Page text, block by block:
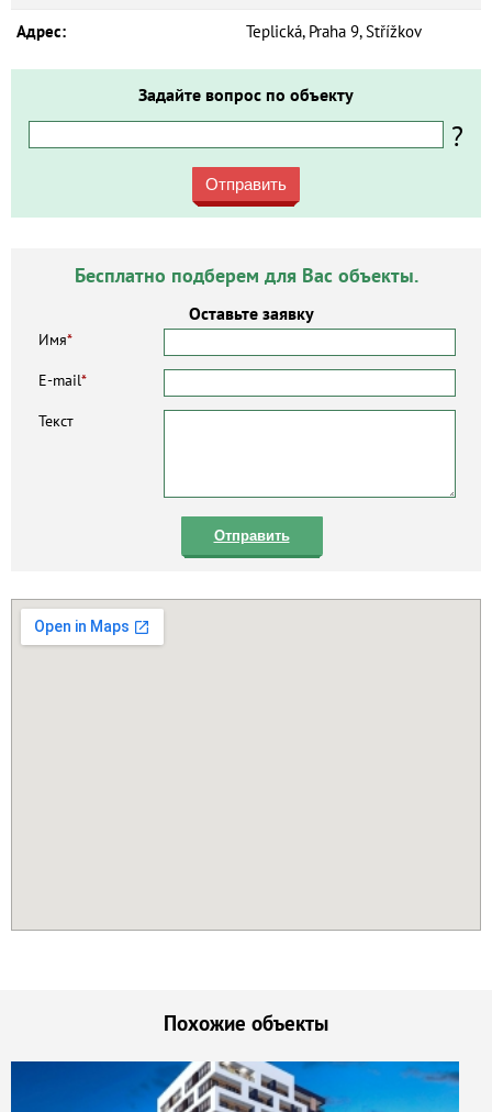
Адрес: Teplická, Praha 9, Střížkov
Задайте вопрос по объекту
?
Отправить
Бесплатно подберем для Вас объекты.
Оставьте заявку
Имя*
E-mail*
Текст
Отправить
Похожие объекты